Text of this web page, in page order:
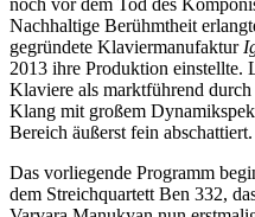
noch vor dem Tod des
Nachhaltige Berühmtheit
gegründete Klaviermanufaktur
2013 ihre Produktion einstellte.
Klaviere als marktführend
Klang mit großem
Bereich äußerst fein abschattiert.
Das vorliegende Programm
dem Streichquartett Ben 332,